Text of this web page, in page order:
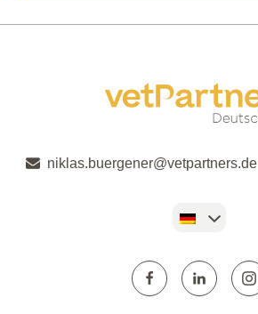
niklas.buergener@vetpartners.de